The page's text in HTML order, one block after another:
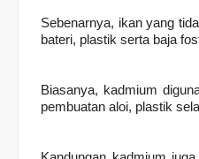
Sebenarnya, ikan yang
bateri, plastik serta baja
Biasanya, kadmium
pembuatan aloi, plastik